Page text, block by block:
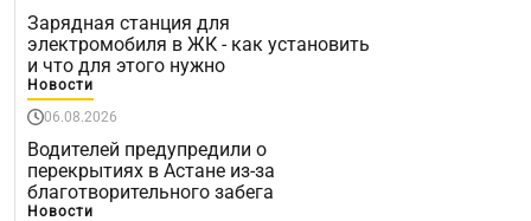
Зарядная станция для
электромобиля в ЖК - как установить
и что для этого нужно
Новости
06.08.2026
Водителей предупредили о
перекрытиях в Астане из-за
благотворительного забега
Новости